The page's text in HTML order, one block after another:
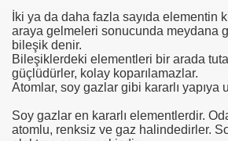
İki ya da daha fazla sayıda elementin
araya gelmeleri sonucunda meydana
bileşik denir.
Bileşiklerdeki elementleri bir arada
güçlüdürler, kolay koparılamazlar.
Atomlar, soy gazlar gibi kararlı yapıya
Soy gazlar en kararlı elementlerdir.
atomlu, renksiz ve gaz halindedirler.